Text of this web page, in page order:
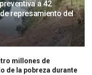
a 42
represamiento del
millones de
de la pobreza durante